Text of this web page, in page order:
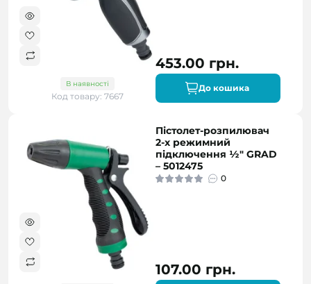
В наявності
Код товару: 7667
453.00 грн.
До кошика
Пістолет-розпилювач
2-х режимний
підключення ½" GRAD
– 5012475
0
107.00 грн.